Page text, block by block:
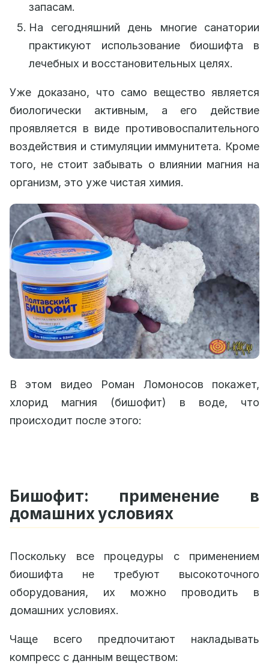
запасам.
На сегодняшний день многие санатории
практикуют использование биошифта в
лечебных и восстановительных целях.
Уже доказано, что само вещество является
биологически активным, а его действие
проявляется в виде противовоспалительного
воздействия и стимуляции иммунитета. Кроме
того, не стоит забывать о влиянии магния на
организм, это уже чистая химия.
В этом видео Роман Ломоносов покажет,
хлорид магния (бишофит) в воде, что
происходит после этого:
Бишофит: применение в
домашних условиях
Поскольку все процедуры с применением
биошифта не требуют высокоточного
оборудования, их можно проводить в
домашних условиях.
Чаще всего предпочитают накладывать
компресс с данным веществом: